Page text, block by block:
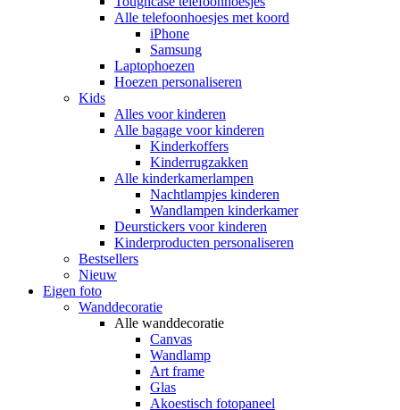
Alle telefoonhoesjes met koord
iPhone
Samsung
Laptophoezen
Hoezen personaliseren
Kids
Alles voor kinderen
Alle bagage voor kinderen
Kinderkoffers
Kinderrugzakken
Alle kinderkamerlampen
Nachtlampjes kinderen
Wandlampen kinderkamer
Deurstickers voor kinderen
Kinderproducten personaliseren
Bestsellers
Nieuw
Eigen foto
Wanddecoratie
Alle wanddecoratie
Canvas
Wandlamp
Art frame
Glas
Akoestisch fotopaneel